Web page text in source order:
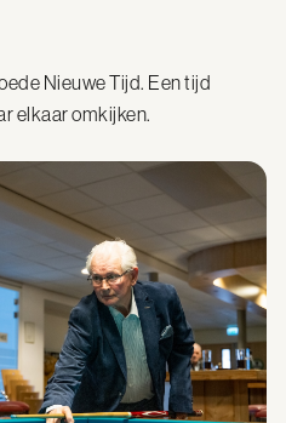
Nieuwe Tijd. Een tijd
elkaar omkijken.